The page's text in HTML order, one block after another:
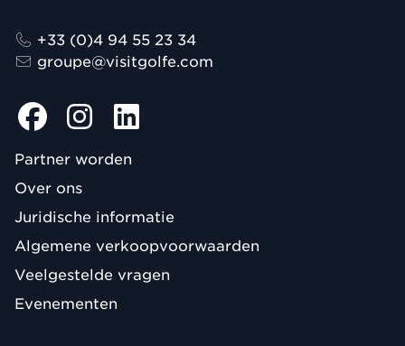
+33 (0)4 94 55 23 34
groupe@visitgolfe.com
Partner worden
Over ons
Juridische informatie
Algemene verkoopvoorwaarden
Veelgestelde vragen
Evenementen